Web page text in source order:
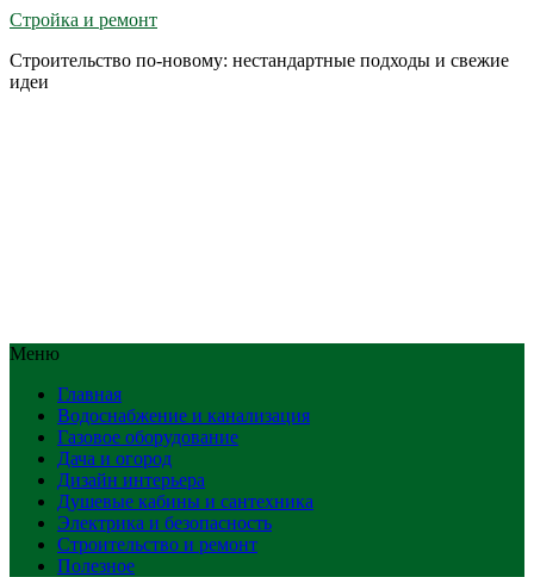
Стройка и ремонт
Строительство по-новому: нестандартные подходы и свежие
идеи
Меню
Главная
Водоснабжение и канализация
Газовое оборудование
Дача и огород
Дизайн интерьера
Душевые кабины и сантехника
Электрика и безопасность
Строительство и ремонт
Полезное